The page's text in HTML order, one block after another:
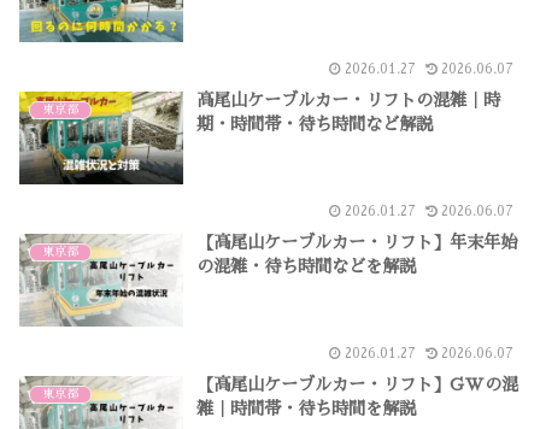
2026.01.27 2026.06.07
東京都
高尾山ケーブルカー・リフトの混雑｜時
期・時間帯・待ち時間など解説
2026.01.27 2026.06.07
東京都
【高尾山ケーブルカー・リフト】年末年始
の混雑・待ち時間などを解説
2026.01.27 2026.06.07
東京都
【高尾山ケーブルカー・リフト】GWの混
雑｜時間帯・待ち時間を解説